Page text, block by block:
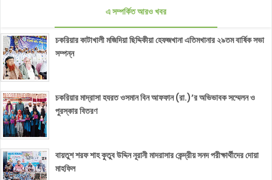
এ সম্পর্কিত আরও খবর
চকরিয়ার কাটাখালী মজিদিয়া ছিদ্দিকীয়া হেফজখানা এতিমখানার ২৯তম বার্ষিক সভা
সম্পন্ন
চকরিয়ার মাদ্রাসা হযরত ওসমান বিন আফফান (রা.)’র অভিভাবক সম্মেলন ও
পুরস্কার বিতরণ
বায়তুশ শরফ শাহ কুতুব উদ্দিন নূরানী মাদরাসার কেন্দ্রীয় সনদ পরীক্ষার্থীদের দোয়া
মাহফিল